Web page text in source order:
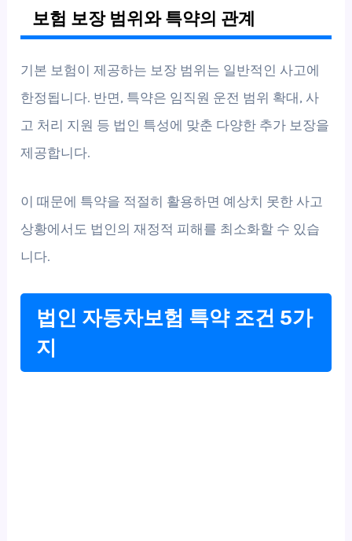
보험 보장 범위와 특약의 관계
기본 보험이 제공하는 보장 범위는 일반적인 사고에
한정됩니다. 반면, 특약은 임직원 운전 범위 확대, 사
고 처리 지원 등 법인 특성에 맞춘 다양한 추가 보장을
제공합니다.
이 때문에 특약을 적절히 활용하면 예상치 못한 사고
상황에서도 법인의 재정적 피해를 최소화할 수 있습
니다.
법인 자동차보험 특약 조건 5가
지